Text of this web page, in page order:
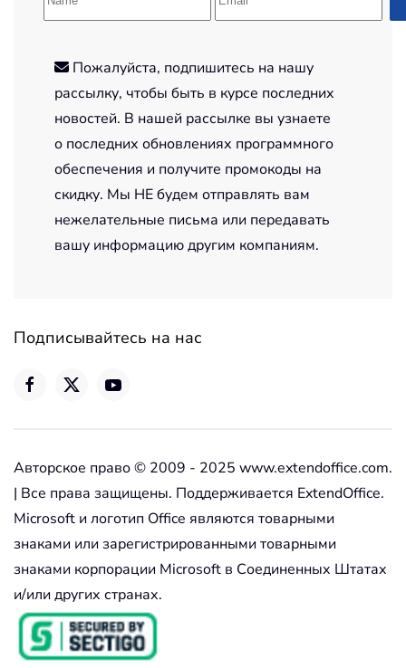
Пожалуйста, подпишитесь на нашу
рассылку, чтобы быть в курсе последних
новостей. В нашей рассылке вы узнаете
о последних обновлениях программного
обеспечения и получите промокоды на
скидку. Мы НЕ будем отправлять вам
нежелательные письма или передавать
вашу информацию другим компаниям.
Подписывайтесь на нас
Авторское право © 2009 - 2025 www.extendoffice.com.
| Все права защищены. Поддерживается ExtendOffice.
Microsoft и логотип Office являются товарными
знаками или зарегистрированными товарными
знаками корпорации Microsoft в Соединенных Штатах
и/или других странах.